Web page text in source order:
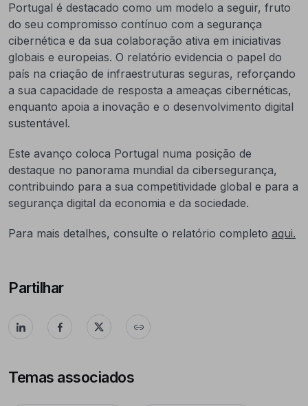
Portugal é destacado como um modelo a seguir, fruto
do seu compromisso contínuo com a segurança
cibernética e da sua colaboração ativa em iniciativas
globais e europeias. O relatório evidencia o papel do
país na criação de infraestruturas seguras, reforçando
a sua capacidade de resposta a ameaças cibernéticas,
enquanto apoia a inovação e o desenvolvimento digital
sustentável.
Este avanço coloca Portugal numa posição de
destaque no panorama mundial da cibersegurança,
contribuindo para a sua competitividade global e para a
segurança digital da economia e da sociedade.
Para mais detalhes, consulte o relatório completo aqui.
Partilhar
Temas associados